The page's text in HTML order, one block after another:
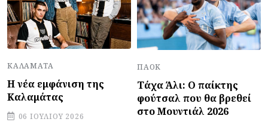
ΚΑΛΑΜΆΤΑ
Η νέα εμφάνιση της
Καλαμάτας
06 ΙΟΥΛΊΟΥ 2026
ΠΑΟΚ
Τάχα Άλι: Ο παίκτης
φούτσαλ που θα βρεθεί
στο Μουντιάλ 2026